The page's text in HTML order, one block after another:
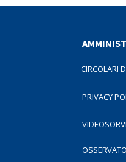
CIRCOLARI
PRIVACY